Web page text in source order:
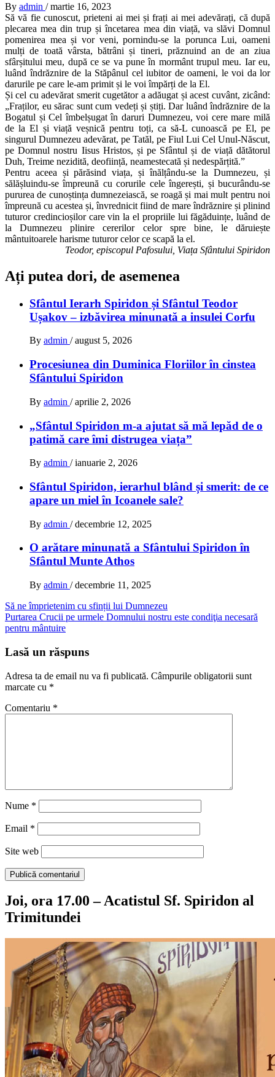
By admin / martie 16, 2023
Să vă fie cunoscut, prieteni ai mei și frați ai mei adevărați, că după
plecarea mea din trup și încetarea mea din viață, va slăvi Domnul
pomenirea mea și vor veni, pornindu-se la porunca Lui, oameni
mulți de toată vârsta, bătrâni și tineri, prăznuind an de an ziua
sfârșitului meu, după ce se va pune în mormânt trupul meu. Iar eu,
luând îndrăznire de la Stăpânul cel iubitor de oameni, le voi da lor
darurile pe care le-am primit și le voi împărți de la El.
Și cel cu adevărat smerit cugetător a adăugat și acest cuvânt, zicând:
„Fraților, eu sărac sunt cum vedeți și știți. Dar luând îndrăznire de la
Bogatul și Cel îmbelșugat în daruri Dumnezeu, voi cere mare milă
de la El și viață veșnică pentru toți, ca să-L cunoască pe El, pe
singurul Dumnezeu adevărat, pe Tatăl, pe Fiul Lui Cel Unul-Născut,
pe Domnul nostru Iisus Hristos, și pe Sfântul și de viață dătătorul
Duh, Treime nezidită, deoființă, neamestecată și nedespărțită.”
Pentru aceea și părăsind viața, și înălțându-se la Dumnezeu, și
sălășluindu-se împreună cu corurile cele îngerești, și bucurându-se
pururea de cunoștința dumnezeiască, se roagă și mai mult pentru noi
împreună cu acestea și, învrednicit fiind de mare îndrăznire și plinind
tuturor credincioșilor care vin la el propriile lui făgăduințe, luând de
la Dumnezeu plinire cererilor celor spre bine, le dăruiește
mântuitoarele harisme tuturor celor ce scapă la el.
Teodor, episcopul Pafosului, Viața Sfântului Spiridon
Ați putea dori, de asemenea
Sfântul Ierarh Spiridon și Sfântul Teodor
Ușakov – izbăvirea minunată a insulei Corfu
By admin / august 5, 2026
Procesiunea din Duminica Floriilor în cinstea
Sfântului Spiridon
By admin / aprilie 2, 2026
„Sfântul Spiridon m-a ajutat să mă lepăd de o
patimă care îmi distrugea viața”
By admin / ianuarie 2, 2026
Sfântul Spiridon, ierarhul blând și smerit: de ce
apare un miel în Icoanele sale?
By admin / decembrie 12, 2025
O arătare minunată a Sfântului Spiridon în
Sfântul Munte Athos
By admin / decembrie 11, 2025
Navigare
în
Să ne împrietenim cu sfinții lui Dumnezeu
Purtarea Crucii pe urmele Domnului nostru este condiţia necesară
pentru mântuire
Lasă un răspuns
Adresa ta de email nu va fi publicată. Câmpurile obligatorii sunt
marcate cu *
Comentariu *
Nume *
Email *
Site web
Joi, ora 17.00 – Acatistul Sf. Spiridon al
Trimitundei